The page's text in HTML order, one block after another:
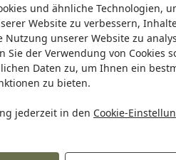
und ähnliche Technologien,
Website zu verbessern,
unserer Website zu
der Verwendung von Cookies
Daten zu, um Ihnen ein
zu bieten.
jederzeit in den Cookie-
Tipps & Tricks
Meister Paneele Leisten
Pools inkl.
Traumpool im Sorglos-